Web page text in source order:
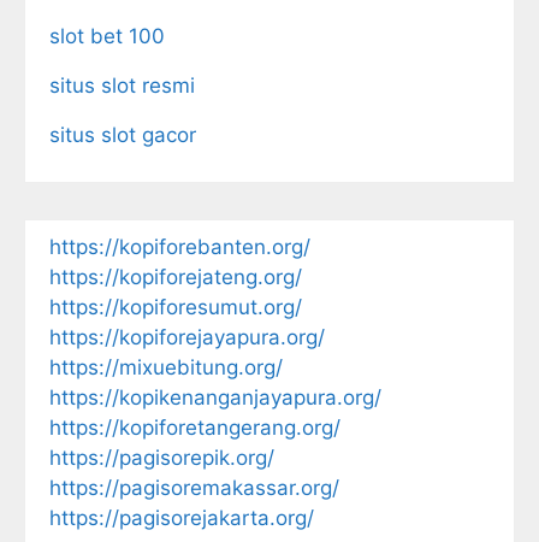
slot bet 100
situs slot resmi
situs slot gacor
https://kopiforebanten.org/
https://kopiforejateng.org/
https://kopiforesumut.org/
https://kopiforejayapura.org/
https://mixuebitung.org/
https://kopikenanganjayapura.org/
https://kopiforetangerang.org/
https://pagisorepik.org/
https://pagisoremakassar.org/
https://pagisorejakarta.org/